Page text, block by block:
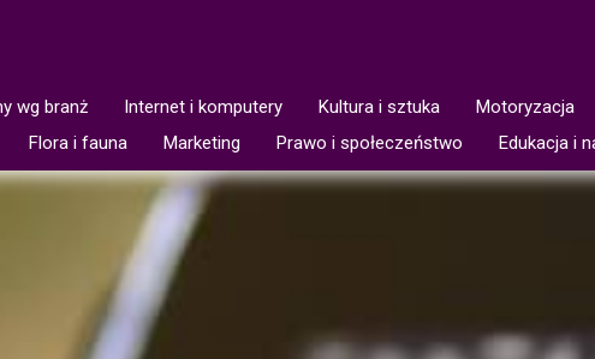
wg branż Internet i komputery Kultura i sztuka Motoryzacja
Flora i fauna Marketing Prawo i społeczeństwo Edukacja i